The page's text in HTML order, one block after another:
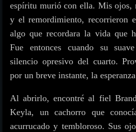
espíritu murió con ella. Mis ojos,
y el remordimiento, recorrieron
algo que recordara la vida que
Fue entonces cuando su
silencio opresivo del cuarto.
por un breve instante, la
Al abrirlo, encontré al fiel
Keyla, un cachorro que
acurrucado y tembloroso. Sus